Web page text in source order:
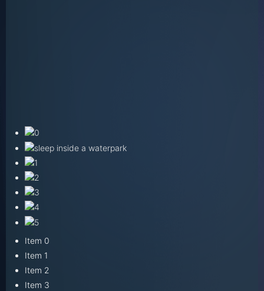
Item 0
Item 1
Item 2
Item 3